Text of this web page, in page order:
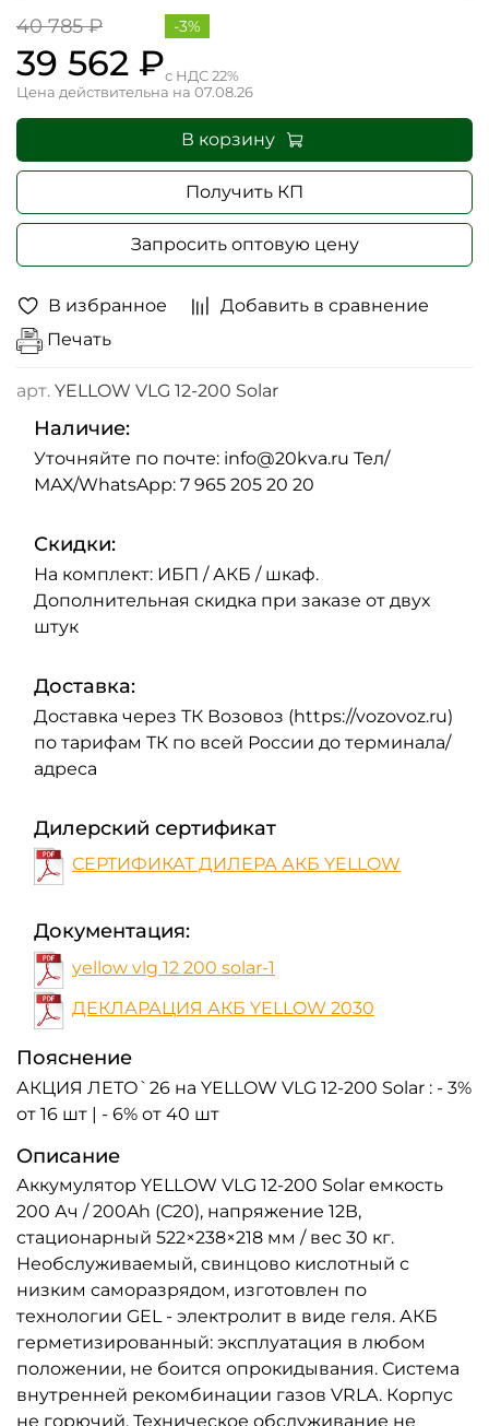
В избранное
Добавить в сравнение
Печать
арт. YELLOW VLG 12-200 Solar
40 785 ₽
39 562 ₽
Цена действительна на 07.08.26
с НДС 22%
-3%
В корзину
Получить КП
Запросить оптовую цену
Наличие:
Уточняйте по почте: info@20kva.ru Тел/
МАХ/WhatsApp: 7 965 205 20 20
Скидки:
На комплект: ИБП / АКБ / шкаф.
Дополнительная скидка при заказе от двух
штук
Доставка:
Доставка через ТК Возовоз (https://vozovoz.ru)
по тарифам ТК по всей России до терминала/
адреса
Дилерский сертификат
СЕРТИФИКАТ ДИЛЕРА АКБ YELLOW
Документация:
yellow vlg 12 200 solar-1
ДЕКЛАРАЦИЯ АКБ YELLOW 2030
Пояснение
АКЦИЯ ЛЕТО`26 на YELLOW VLG 12-200 Solar : - 3%
от 16 шт | - 6% от 40 шт
Описание
Аккумулятор YELLOW VLG 12-200 Solar емкость
200 Ач / 200Ah (С20), напряжение 12В,
стационарный 522×238×218 мм / вес 30 кг.
Необслуживаемый, свинцово кислотный с
низким саморазрядом, изготовлен по
технологии GEL - электролит в виде геля. АКБ
герметизированный: эксплуатация в любом
положении, не боится опрокидывания. Система
внутренней рекомбинации газов VRLA. Корпус
не горючий. Техническое обслуживание не